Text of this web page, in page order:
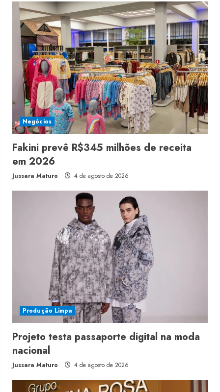
Negócios
Fakini prevê R$345 milhões de receita
em 2026
Jussara Maturo 4 de agosto de 2026
Produção Limpa
Projeto testa passaporte digital na moda
nacional
Jussara Maturo 4 de agosto de 2026